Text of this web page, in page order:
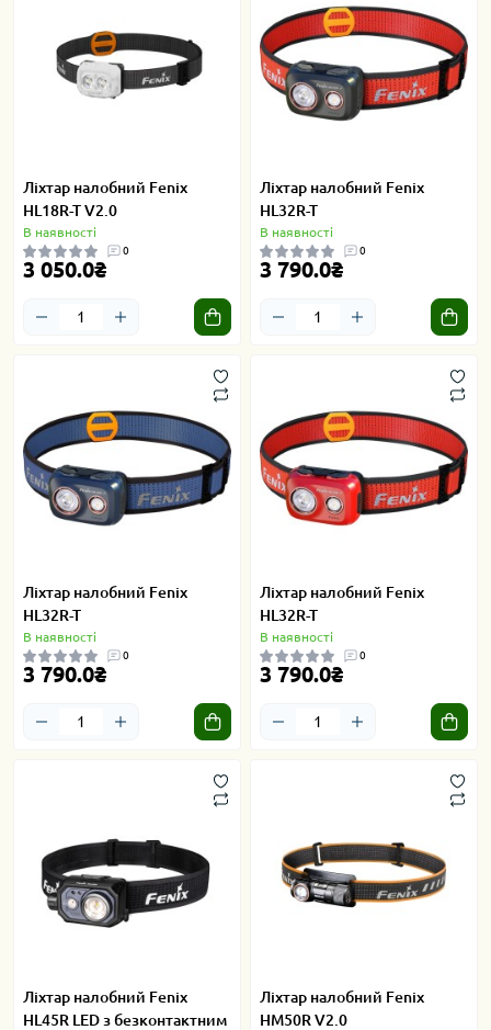
Ліхтар налобний Fenix
HL18R-T V2.0
В наявності
0
3 050.0₴
Ліхтар налобний Fenix
HL32R-T
В наявності
0
3 790.0₴
Ліхтар налобний Fenix
HL32R-T
В наявності
0
3 790.0₴
Ліхтар налобний Fenix
HL32R-T
В наявності
0
3 790.0₴
Ліхтар налобний Fenix
HL45R LED з безконтактним
Ліхтар налобний Fenix
HM50R V2.0